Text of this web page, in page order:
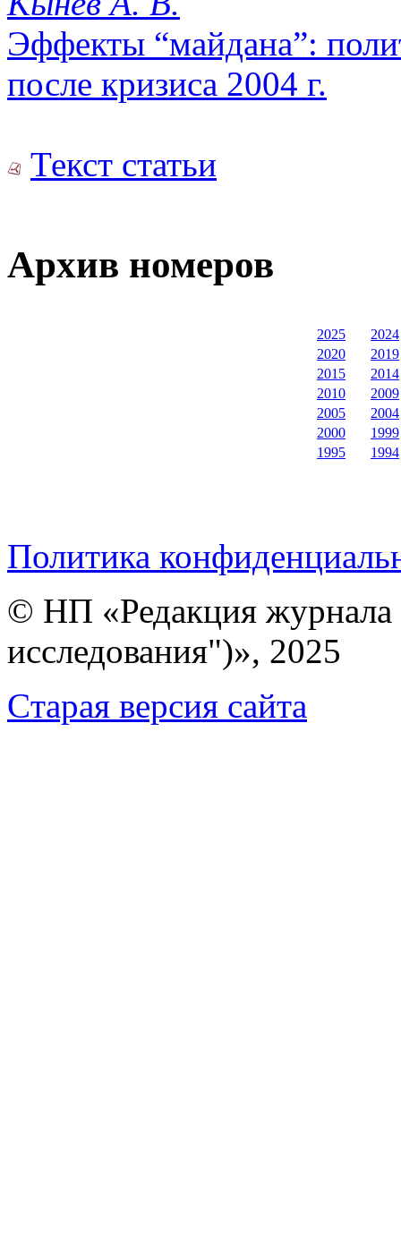
Эффекты “майдана”:
после кризиса 2004 г.
Текст статьи
Архив номеров
2025
2024
2020
2019
2015
2014
2010
2009
2005
2004
2000
1999
1995
1994
Политика
© НП «Редакция
исследования")», 2025
Cтарая версия сайта